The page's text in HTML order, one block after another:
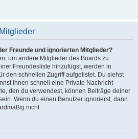
Freunde und ignorierten Mitglieder?
um andere Mitglieder des Boards zu
Freundesliste hinzufügst, werden in
den schnellen Zugriff aufgelistet. Du siehst
ihnen schnell eine Private Nachricht
den du verwendest, können Beiträge deiner
Wenn du einen Benutzer ignorierst, dann
nicht.